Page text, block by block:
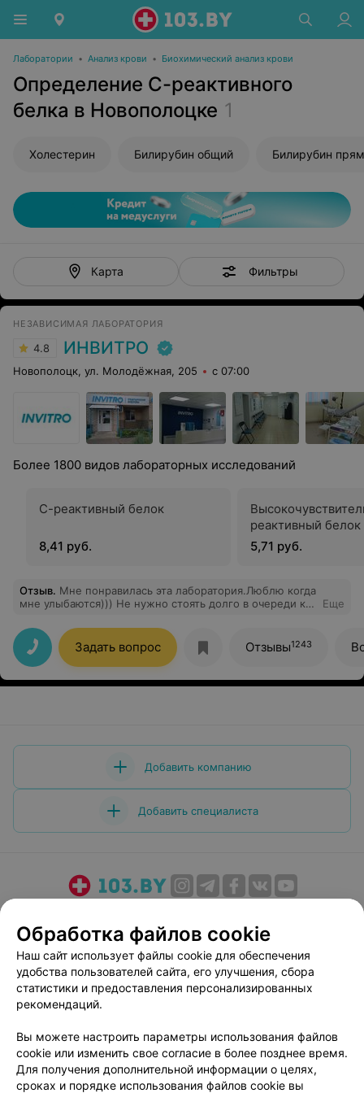
Лаборатории • Анализ крови • Биохимический анализ крови
Определение С-реактивного
белка в Новополоцке 1
Холестерин Билирубин общий Билирубин
Карта Фильтры
НЕЗАВИСИМАЯ ЛАБОРАТОРИЯ
4.8 ИНВИТРО
Новополоцк, ул. Молодёжная, 205 с 07:00
Более 1800 видов лабораторных исследований
С-реактивный белок
8,41 руб.
реактивный белок
5,71 руб.
Отзыв. Мне понравилась эта лаборатория.Люблю когда
мне улыбаются))) Не нужно стоять долго в очереди как
электронку прислали. Даже не нужно за ним тащиться.
Ещё какую-то скидку в следующий раз
обещали...прикольно.Скоро опять пойду.
Еще
Задать вопрос Отзывы1243
Добавить компанию
Добавить специалиста
Медицинский маркетинг
Публичный договор
Пользовательское соглашение
Способы оплаты
Вакансии
Партнеры
Персональные настройки cookie
Обработка персональных данных
Обработка файлов cookie
Наш сайт использует файлы cookie для обеспечения
удобства пользователей сайта, его улучшения, сбора
статистики и предоставления персонализированных
рекомендаций.
Вы можете настроить параметры использования файлов
cookie или изменить свое согласие в более позднее время.
Для получения дополнительной информации о целях,
сроках и порядке использования файлов cookie вы